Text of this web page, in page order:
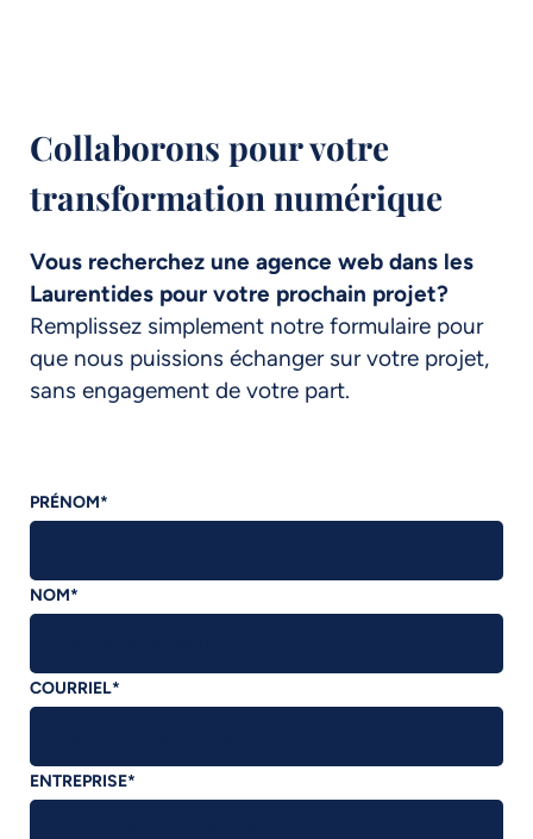
Collaborons pour votre
transformation numérique
Vous recherchez une agence web dans les
Laurentides pour votre prochain projet?
Remplissez simplement notre formulaire pour
que nous puissions échanger sur votre projet,
sans engagement de votre part.
PRÉNOM*
NOM*
COURRIEL*
ENTREPRISE*